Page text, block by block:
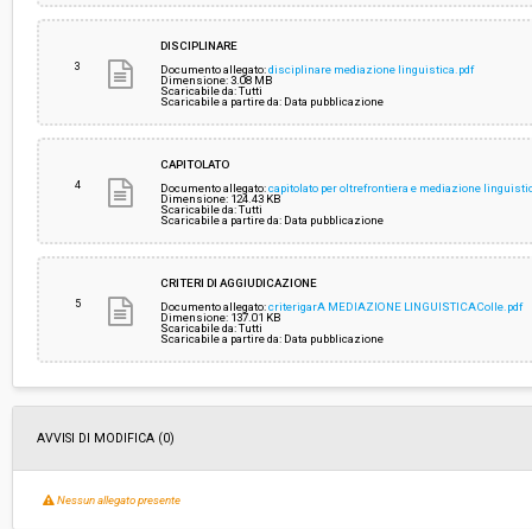
3
DISCIPLINARE
Documento allegato:disciplinare mediazione linguistica.pdf
Dimensione: 3.08 MB
Scaricabile da: Tutti
Scaricabile a partire da: Data pubblicazione
4
CAPITOLATO
Documento allegato:capitolato per oltrefrontiera e mediazione
Dimensione: 124.43 KB
Scaricabile da: Tutti
Scaricabile a partire da: Data pubblicazione
5
CRITERI DI AGGIUDICAZIONE
Documento allegato:criterigarA MEDIAZIONE LINGUISTICAColle.pdf
Dimensione: 137.01 KB
Scaricabile da: Tutti
Scaricabile a partire da: Data pubblicazione
AVVISI DI MODIFICA (0)
Nessun allegato presente